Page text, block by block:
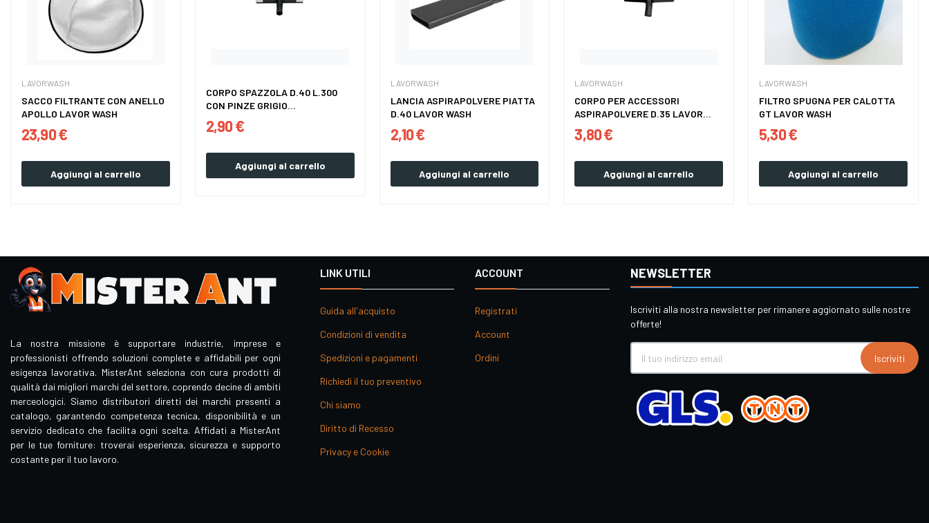
LAVORWASH
SACCO FILTRANTE CON ANELLO
APOLLO LAVOR WASH
23,90 €
Aggiungi al carrello
CORPO SPAZZOLA D.40 L.300
CON PINZE GRIGIO...
2,90 €
Aggiungi al carrello
LAVORWASH
LANCIA ASPIRAPOLVERE PIATTA
D.40 LAVOR WASH
2,10 €
Aggiungi al carrello
LAVORWASH
CORPO PER ACCESSORI
ASPIRAPOLVERE D.35 LAVOR
WASH
3,80 €
Aggiungi al carrello
LAVORWASH
FILTRO SPUGNA PER CALOTTA
GT LAVOR WASH
5,30 €
Aggiungi al carrello
La nostra missione è supportare industrie, imprese e
professionisti offrendo soluzioni complete e affidabili per ogni
esigenza lavorativa. MisterAnt seleziona con cura prodotti di
qualità dai migliori marchi del settore, coprendo decine di ambiti
merceologici. Siamo distributori diretti dei marchi presenti a
catalogo, garantendo competenza tecnica, disponibilità e un
servizio dedicato che facilita ogni scelta. Affidati a MisterAnt
per le tue forniture: troverai esperienza, sicurezza e supporto
costante per il tuo lavoro.
LINK UTILI
Guida all'acquisto
Condizioni di vendita
Spedizioni e pagamenti
Richiedi il tuo preventivo
Chi siamo
Diritto di Recesso
Privacy e Cookie
ACCOUNT
Registrati
Account
Ordini
NEWSLETTER
Iscriviti alla nostra newsletter per rimanere aggiornato sulle nostre
offerte!
Iscriviti